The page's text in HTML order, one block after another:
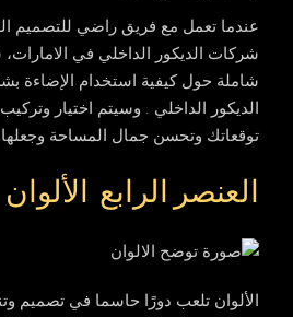
عندما تعمل مع فريق راضي للتصميم
شركات الديكور الداخلي في
شاملة حول كيفية استخدام الإضاءة
الديكور الداخلي . وسيتم اختيار
توقعاتك وتحسن جمال المساحة وجعلها
العنصر الرابع الألوان
الألوان تلعب دورًا حاسما في تصميم